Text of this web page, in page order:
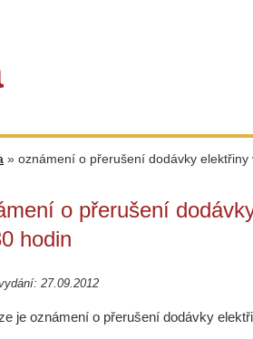
» oznámení o přerušení dodávky
o přerušení
hodin
27.09.2012
je oznámení o přerušení dodávky